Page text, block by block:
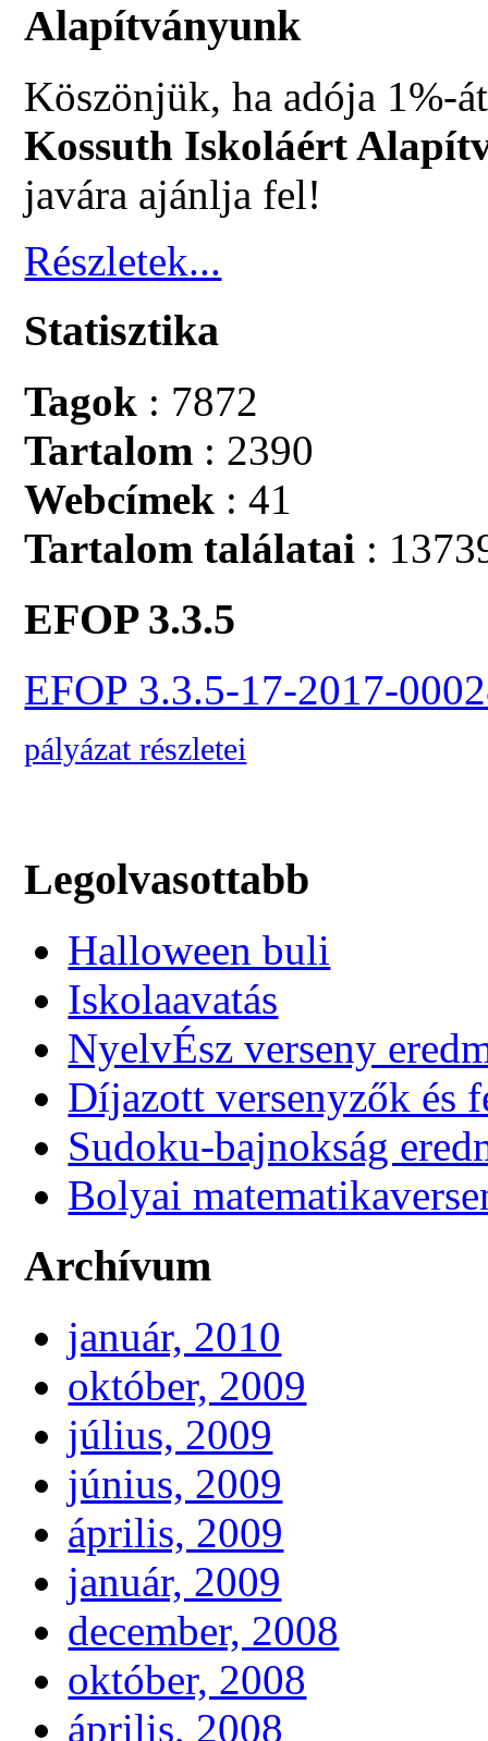
Alapítványunk
Köszönjük, ha adója 1%-
Kossuth Iskoláért
javára ajánlja fel!
Részletek...
Statisztika
Tagok : 7872
Tartalom : 2390
Webcímek : 41
Tartalom találatai :
EFOP 3.3.5
EFOP 3.3.5-17-2017-
pályázat részletei
Legolvasottabb
Halloween buli
Iskolaavatás
NyelvÉsz verseny
Díjazott versenyzők és
Sudoku-bajnokság
Bolyai
Archívum
január, 2010
október, 2009
július, 2009
június, 2009
április, 2009
január, 2009
december, 2008
október, 2008
április, 2008